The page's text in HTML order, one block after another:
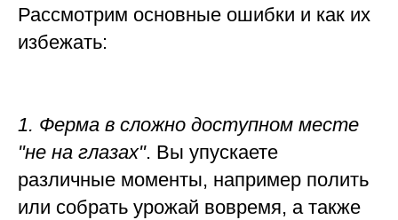
Рассмотрим основные ошибки и как их
избежать:
1. Ферма в сложно доступном месте
"не на глазах". Вы упускаете
различные моменты, например полить
или собрать урожай вовремя, а также